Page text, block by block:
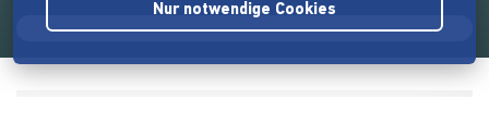
Nur notwendige Cookies